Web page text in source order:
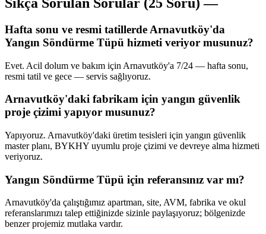
Hafta sonu ve resmi tatillerde Arnavutköy'da
Yangın Söndürme Tüpü hizmeti veriyor musunuz?
Evet. Acil dolum ve bakım için Arnavutköy'a 7/24 — hafta sonu,
resmi tatil ve gece — servis sağlıyoruz.
Arnavutköy'daki fabrikam için yangın güvenlik
proje çizimi yapıyor musunuz?
Yapıyoruz. Arnavutköy'daki üretim tesisleri için yangın güvenlik
master planı, BYKHY uyumlu proje çizimi ve devreye alma hizmeti
veriyoruz.
Yangın Söndürme Tüpü için referansınız var mı?
Arnavutköy'da çalıştığımız apartman, site, AVM, fabrika ve okul
referanslarımızı talep ettiğinizde sizinle paylaşıyoruz; bölgenizde
benzer projemiz mutlaka vardır.